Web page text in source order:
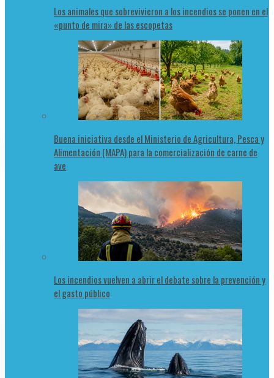
Los animales que sobrevivieron a los incendios se ponen en el
«punto de mira» de las escopetas
Buena iniciativa desde el Ministerio de Agricultura, Pesca y
Alimentación (MAPA) para la comercialización de carne de
ave
Los incendios vuelven a abrir el debate sobre la prevención y
el gasto público